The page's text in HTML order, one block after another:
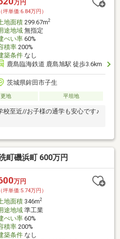
万円
（坪単価:6.84万円）
地面積299.67m2
途地域無指定
ぺい率60%
積率200%
築条件なし
鹿島臨海鉄道 鹿島旭駅 徒歩3.6km
茨城県鉾田市子生
更地 平坦地
校至近//お子様の通学も安心です♪
町磯浜町 600万円
万円
（坪単価:5.74万円）
地面積346m2
途地域準工業
ぺい率60%
積率200%
築条件なし